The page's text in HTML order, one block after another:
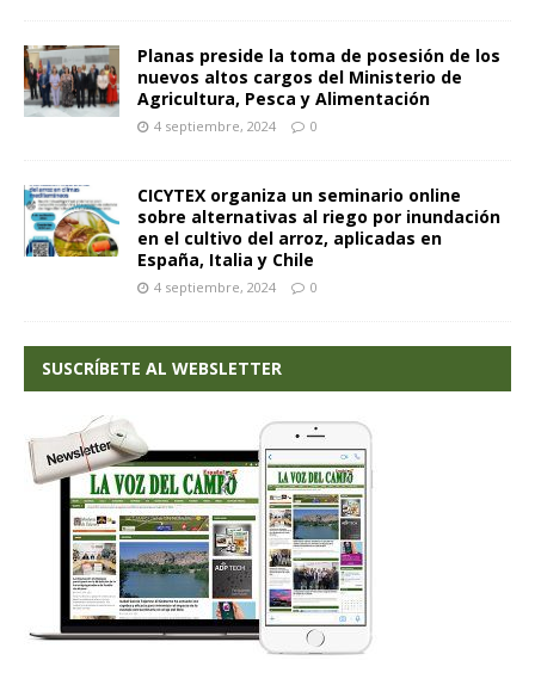
Planas preside la toma de posesión de los
nuevos altos cargos del Ministerio de
Agricultura, Pesca y Alimentación
4 septiembre, 2024 0
CICYTEX organiza un seminario online
sobre alternativas al riego por inundación
en el cultivo del arroz, aplicadas en
España, Italia y Chile
4 septiembre, 2024 0
SUSCRÍBETE AL WEBSLETTER